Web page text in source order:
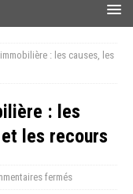
: les causes, les
: les
les recours
fermés